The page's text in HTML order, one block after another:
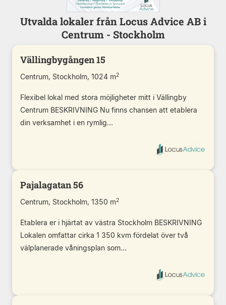
Utvalda lokaler från Locus Advice AB i
Centrum - Stockholm
Vällingbygången 15
Centrum, Stockholm, 1024 m2
Flexibel lokal med stora möjligheter mitt i Vällingby
Centrum BESKRIVNING Nu finns chansen att etablera
din verksamhet i en rymlig...
Pajalagatan 56
Centrum, Stockholm, 1350 m2
Etablera er i hjärtat av västra Stockholm BESKRIVNING
Lokalen omfattar cirka 1 350 kvm fördelat över två
välplanerade våningsplan som...